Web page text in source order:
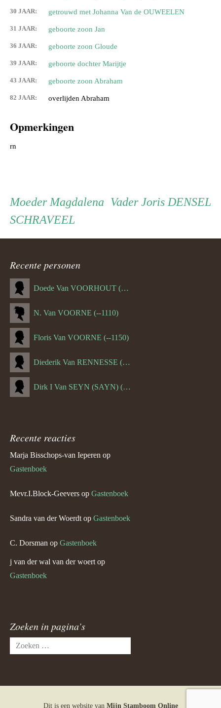
30 JAAR: getrouwd met Johanna Van de OUWEELEN
31 JAAR: geboorte zoon Jan
36 JAAR: geboorte zoon Gloude
39 JAAR: geboorte dochter Marijtje
43 JAAR: geboorte zoon Abraham
82 JAAR: overlijden Abraham
Opmerkingen
rn
Persoon
ouder
navigatie
VaderVader
Joris DENSEL
Moeder Moeder
Magdalena
SCHRAVEEL
Recente personen
Doede Van VOORHOUT (Van FORNEHOLT) (--1101)
N. Van VOORNE (--1110)
Floris Van VOORNE (--1150)
Diederik Van RENNESSE (--1144)
Dirk I Van SEYN (SAYN) (--1120)
Recente reacties
Marja Bisschops-van Ieperen op
Gastenboek
Mevr.I.Block-Geevers op Gastenboek
Sandra van der Woerdt op Gastenboek
C. Dorsman op Gastenboek
j van der wal van der woert op
Gastenboek
Zoeken in pagina’s
Zoeken
naar:
Dit is een website van Mijn Stamboom Online